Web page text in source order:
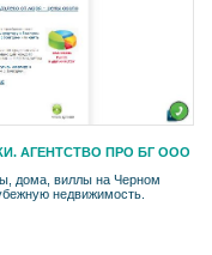
АГЕНТСТВО ПРО БГ ООО
дома, виллы на Черном
недвижимость.